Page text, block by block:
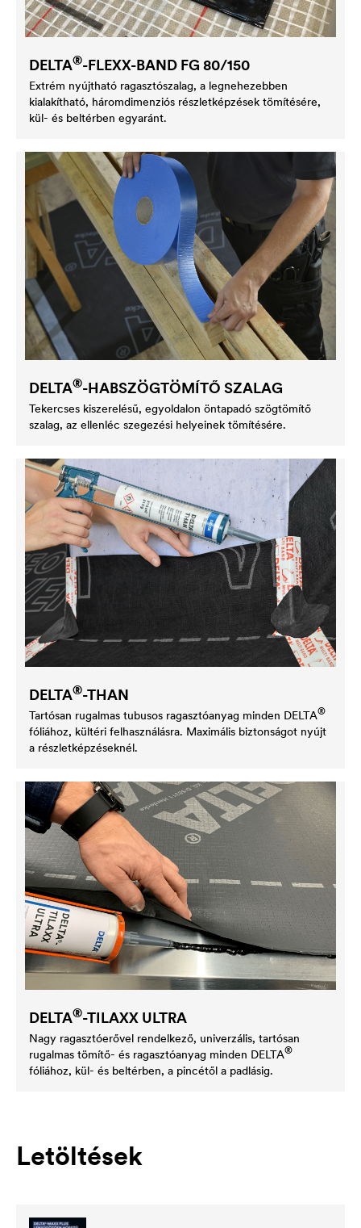
DELTA®-FLEXX-BAND FG 80/150
Extrém nyújtható ragasztószalag, a legnehezebben
kialakítható, háromdimenziós részletképzések tömítésére,
kül- és beltérben egyaránt.
DELTA®-HABSZÖGTÖMÍTŐ SZALAG
Tekercses kiszerelésű, egyoldalon öntapadó szögtömítő
szalag, az ellenléc szegezési helyeinek tömítésére.
DELTA®-THAN
Tartósan rugalmas tubusos ragasztóanyag minden DELTA®
fóliához, kültéri felhasználásra. Maximális biztonságot nyújt
a részletképzéseknél.
DELTA®-TILAXX ULTRA
Nagy ragasztóerővel rendelkező, univerzális, tartósan
rugalmas tömítő- és ragasztóanyag minden DELTA®
fóliához, kül- és beltérben, a pincétől a padlásig.
Letöltések